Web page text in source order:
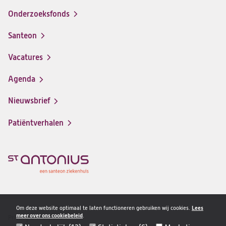
Om deze website optimaal te laten functioneren gebruiken wij cookies. Lees
meer over ons cookiebeleid.
Onderzoeksfonds
Santeon
(opent
in
nieuwe
Vacatures
(opent
in
nieuwe
Agenda
Nieuwsbrief
Patiëntverhalen
Privacy & veiligheid